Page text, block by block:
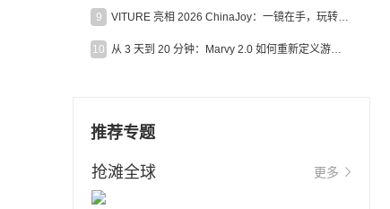
9 VITURE 亮相 2026 ChinaJoy：一镜在手，玩转全场！
10 从 3 天到 20 分钟：Marvy 2.0 如何重新定义游戏出海营销效率？
推荐专题
抢滩全球 更多